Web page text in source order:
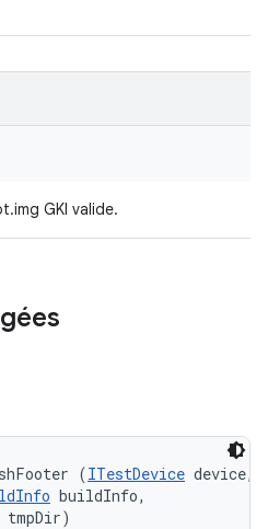
GKI valide.
(ITestDevice device,
buildInfo,
tmpDir)